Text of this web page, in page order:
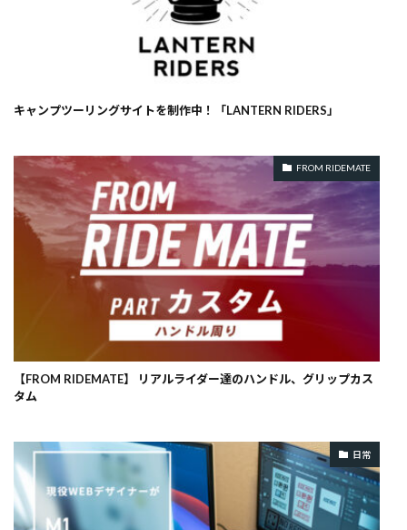
キャンプツーリングサイトを制作中！「LANTERN RIDERS」
FROM RIDEMATE
【FROM RIDEMATE】 リアルライダー達のハンドル、グリップカス
タム
日常